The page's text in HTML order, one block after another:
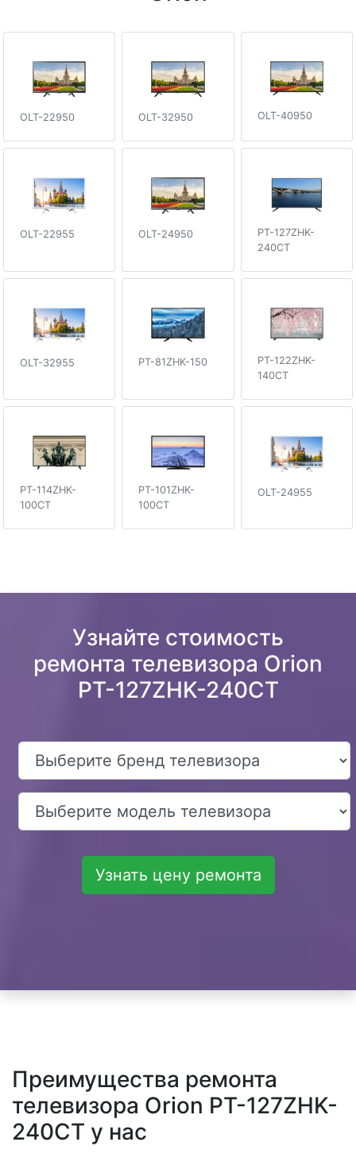
OLT-22950 OLT-32950 OLT-40950
OLT-22955 OLT-24950
PT-127ZHK-
240CT
OLT-32955 PT-81ZHK-150
PT-122ZHK-
140CT
PT-114ZHK-
100CT
PT-101ZHK-
100CT
OLT-24955
Узнайте стоимость
ремонта телевизора Orion
PT-127ZHK-240CT
Узнать цену ремонта
Преимущества ремонта
телевизора Orion PT-127ZHK-
240CT у нас